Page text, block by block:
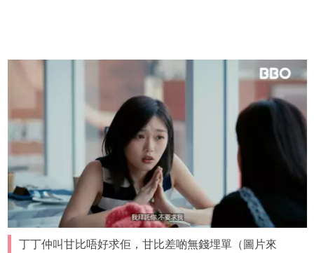
丁丁仲叫甘比唔好求佢，甘比差啲無錢埋單（圖片來